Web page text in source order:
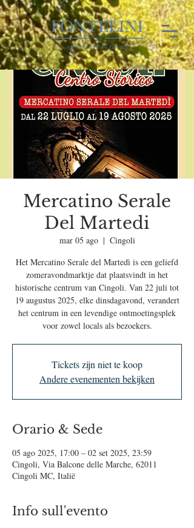
Mercatino Serale
Del Martedi
mar 05 ago
  |
Cingoli
Het Mercatino Serale del Martedì is een geliefd
zomeravondmarktje dat plaatsvindt in het
historische centrum van Cingoli. Van 22 juli tot
19 augustus 2025, elke dinsdagavond, verandert
het centrum in een levendige ontmoetingsplek
voor zowel locals als bezoekers.
Tickets zijn niet te koop
Andere evenementen bekijken
Orario & Sede
05 ago 2025, 17:00 – 02 set 2025, 23:59
Cingoli, Via Balcone delle Marche, 62011
Cingoli MC, Italië
Info sull'evento